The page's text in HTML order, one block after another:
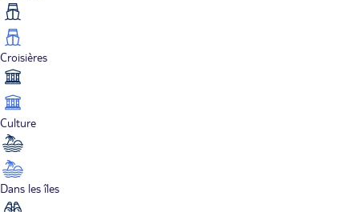
Croisières
Culture
Dans les îles